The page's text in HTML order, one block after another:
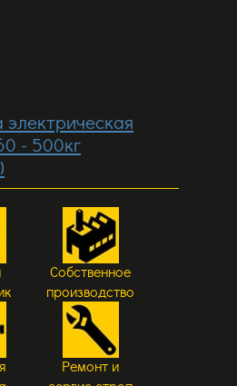
- 500кг
Собственное
производство
Ремонт и